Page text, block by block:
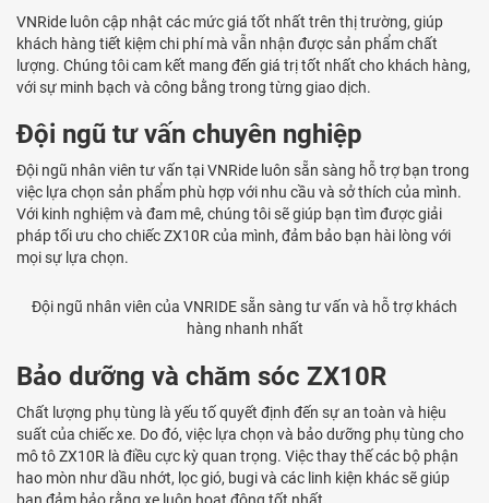
VNRide luôn cập nhật các mức giá tốt nhất trên thị trường, giúp
khách hàng tiết kiệm chi phí mà vẫn nhận được sản phẩm chất
lượng. Chúng tôi cam kết mang đến giá trị tốt nhất cho khách hàng,
với sự minh bạch và công bằng trong từng giao dịch.
Đội ngũ tư vấn chuyên nghiệp
Đội ngũ nhân viên tư vấn tại VNRide luôn sẵn sàng hỗ trợ bạn trong
việc lựa chọn sản phẩm phù hợp với nhu cầu và sở thích của mình.
Với kinh nghiệm và đam mê, chúng tôi sẽ giúp bạn tìm được giải
pháp tối ưu cho chiếc ZX10R của mình, đảm bảo bạn hài lòng với
mọi sự lựa chọn.
Đội ngũ nhân viên của VNRIDE sẵn sàng tư vấn và hỗ trợ khách
hàng nhanh nhất
Bảo dưỡng và chăm sóc ZX10R
Chất lượng phụ tùng là yếu tố quyết định đến sự an toàn và hiệu
suất của chiếc xe. Do đó, việc lựa chọn và bảo dưỡng phụ tùng cho
mô tô ZX10R là điều cực kỳ quan trọng. Việc thay thế các bộ phận
hao mòn như dầu nhớt, lọc gió, bugi và các linh kiện khác sẽ giúp